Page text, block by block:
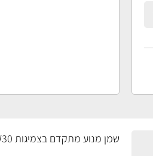
שמן מנוע מתקדם בצמיגות 0W30 מסדרת TITAN GT1 FLEX של Fuchs, גרסה C2.